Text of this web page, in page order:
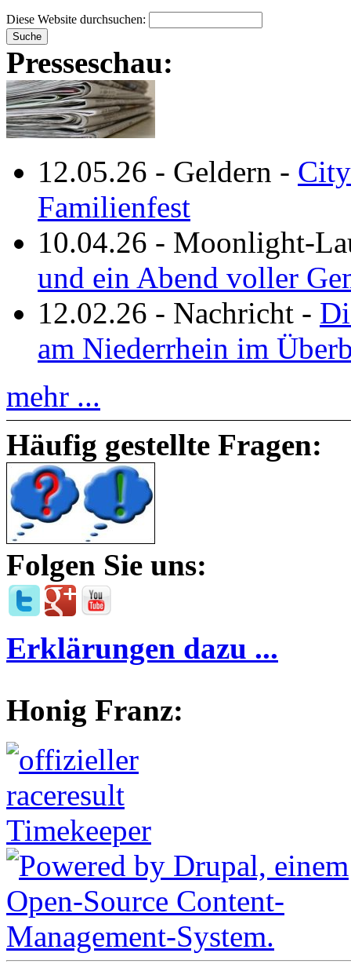
Diese Website durchsuchen:
Presseschau:
12.05.26 - Geldern -
Familienfest
10.04.26 - Moonlight-
und ein Abend voller
12.02.26 - Nachricht -
am Niederrhein im
mehr ...
Häufig gestellte Fragen:
Folgen Sie uns:
Erklärungen dazu ...
Honig Franz: